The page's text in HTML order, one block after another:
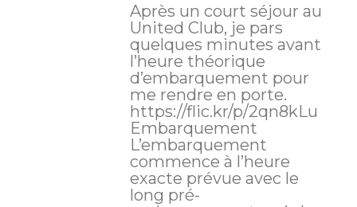
Après un court séjour au
United Club, je pars
quelques minutes avant
l’heure théorique
d’embarquement pour
me rendre en porte.
https://flic.kr/p/2qn8kLu
Embarquement
L’embarquement
commence à l’heure
exacte prévue avec le
long pré-